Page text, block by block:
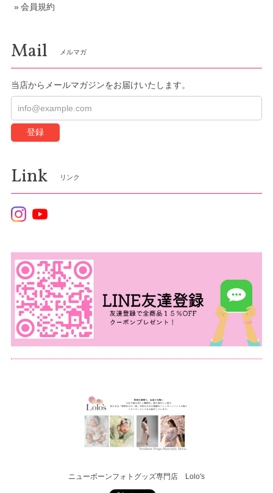
会員規約
Mail メルマガ
当店からメールマガジンをお届けいたします。
登録
Link リンク
ニューボーンフォトグッズ専門店 Lolo's